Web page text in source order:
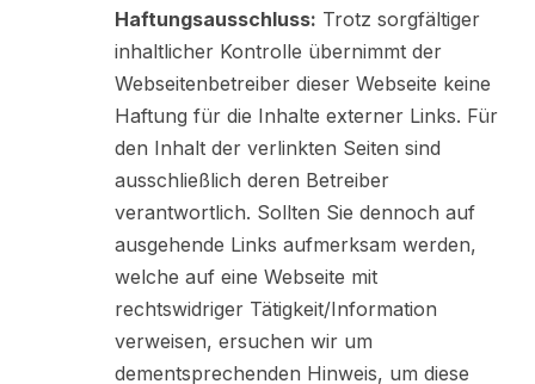
Haftungsausschluss: Trotz sorgfältiger
inhaltlicher Kontrolle übernimmt der
Webseitenbetreiber dieser Webseite keine
Haftung für die Inhalte externer Links. Für
den Inhalt der verlinkten Seiten sind
ausschließlich deren Betreiber
verantwortlich. Sollten Sie dennoch auf
ausgehende Links aufmerksam werden,
welche auf eine Webseite mit
rechtswidriger Tätigkeit/Information
verweisen, ersuchen wir um
dementsprechenden Hinweis, um diese